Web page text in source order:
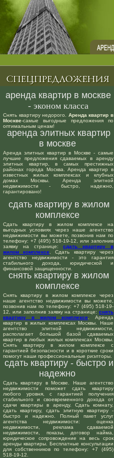
аренда квартир в москве
- эконом класса
Снять квартиру недорого. Аренда квартир в
Москве-самые выгодные предложения по
оптимальным ценам!
аренда элитных квартир
в москве
Аренда элитных квартир в Москве - самые
лучшие предложения сдаваемых в аренду
элитных квартир, в самых престижных
районах города Москва. Аренда квартир в
известных жилых комплексах и клубных
домах Москвы. Аренда элитной
недвижимости - быстро, надежно,
гарантировано!
сдать квартиру в жилом
комплексе
Сдать квартиру в жилом комплексе на
выгодных условиях через наше агентство
недвижимости вы можете, позвонив нам по
телефону: +7 (495) 518-19-12, или заполнив
заявку на странице:сдать квартиру в
жилом комплексе . Сдать квартиру через
агентство недвижимости - это гарантия
стабильного дохода, юридической и
финансовой защищенности.
снять квартиру в жилом
комплексе
Снять квартиру в жилом комплексе через
наше агентство недвижимости вы можете,
позвонив нам по телефону: +7 (495) 518-19-
12, или заполнив заявку на странице: снять
квартиру в жилом комплексе . Аренда
квартир в жилых комплексах Москвы. Наше
агентство элитной недвижимости,
располагает большой базой сдаваемых
квартир в любых жилых комплексах Москвы.
Снять квартиру в жилом комплексе с
гарантией безопасности и в короткие сроки
помогут наши профессиональные риэлторы.
сдать квартиру - быстро и
надежно
Сдать квартиру в Москве. Наше агентство
недвижимости поможет сдать квартиру
любого уровня, с гарантией получения
стабильного и своевременного дохода от
сдачи квартиры в аренду. Сдать комнату,
сдать квартиру, сдать элитную квартиру -
быстро и надежно. Полный пакет услуг
агентства недвижимости: оценка
недвижимости, реклама сдаваемой
недвижимости, показы, договор найма,
юридическое сопровождение на весь срок
аренды квартиры. Бесплатные консультации
для собственников по телефону: +7 (495)
518-19-12.